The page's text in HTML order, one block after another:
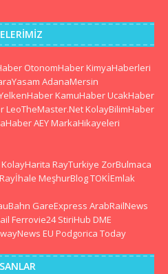
OtonomHaber KimyaHaberleri
AdanaMersin
KamuHaber UcakHaber
LeoTheMaster.Net KolayBilimHaber
AEY MarkaHikayeleri
KolayHarita RayTurkiye ZorBulmaca
Rayİhale MeşhurBlogTOKİEmlak
GareExpress ArabRailNews
Ferrovie24 StiriHub DME
EU Podgorica Today